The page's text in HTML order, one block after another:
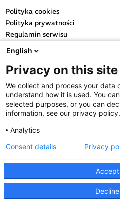
Polityka cookies
Polityka prywatności
Regulamin serwisu
Regulamin konkursu
Farmacja Play
Regulamin konkursu Lakcid
Regulamin konkursu Acard
Regulamin konkursu Biotebal
Regulamin konkursu Asmenol
Kontakt
PRODUKTY POLPHARMY
SOCIAL MEDIA
English
Privacy on this site
We collect and process your data
understand how it is used. You
selected purposes, or you can
information, see our privacy policy.
Analytics
Consent details Privacy